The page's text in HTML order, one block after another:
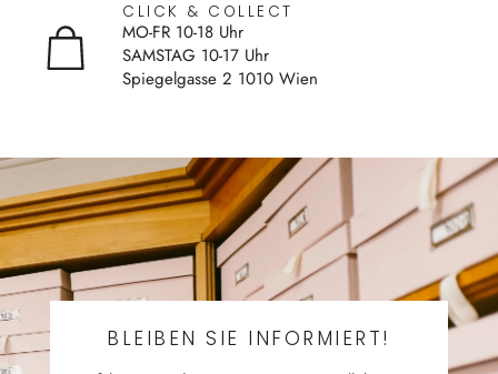
CLICK & COLLECT
MO-FR 10-18 Uhr
SAMSTAG 10-17 Uhr
Spiegelgasse 2 1010 Wien
BLEIBEN SIE INFORMIERT!